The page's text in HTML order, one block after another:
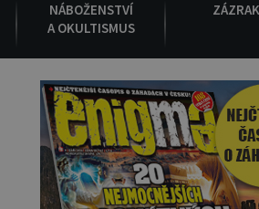
NÁBOŽENSTVÍ
A OKULTISMUS